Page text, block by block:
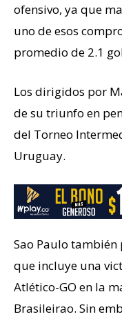
ofensivo, ya que
uno de esos
promedio de 2.1
Los dirigidos por
de su triunfo en
del Torneo
Uruguay.
Sao Paulo
que incluye una
Atlético-GO en la
Brasileirao. Sin